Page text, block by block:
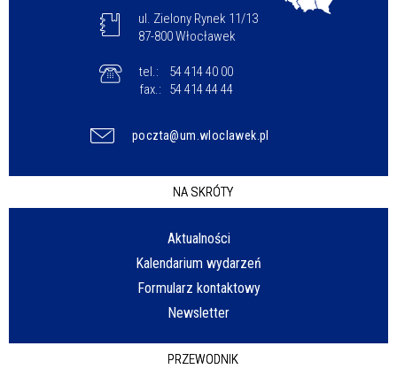
ul. Zielony Rynek 11/13
87-800 Włocławek
tel.:
54 414 40 00
fax.:
54 414 44 44
poczta@um.wloclawek.pl
NA SKRÓTY
Aktualności
Kalendarium wydarzeń
Formularz kontaktowy
Newsletter
PRZEWODNIK